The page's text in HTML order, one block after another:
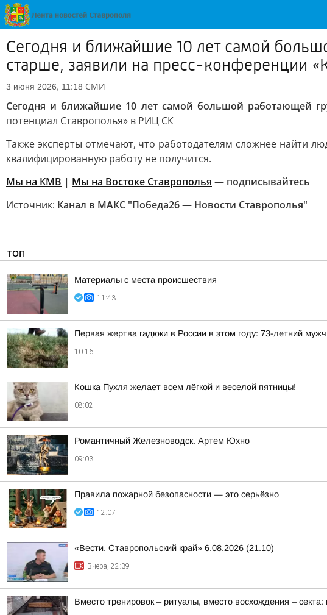
Сегодня и ближайшие 10 лет самой
старше, заявили на пресс-конференции
3 июня 2026, 11:18 СМИ
Сегодня и ближайшие 10 лет самой большой работающей
потенциал Ставрополья» в РИЦ СК
Также эксперты отмечают, что работодателям сложнее найти
квалифицированную работу не получится.
Мы на КМВ | Мы на Востоке Ставрополья — подписывайтесь
Источник: Канал в МАКС "Победа26 — Новости Ставрополья"
ТОП
Материалы с места происшествия
11:43
Первая жертва гадюки в России в этом году: 73-летний
10:16
Кошка Пухля желает всем лёгкой и веселой пятницы!
08:02
Романтичный Железноводск. Артем Юхно
09:03
Правила пожарной безопасности — это серьёзно
12:07
«Вести. Ставропольский край» 6.08.2026 (21.10)
Вчера, 22:39
Вместо тренировок – ритуалы, вместо восхождения –